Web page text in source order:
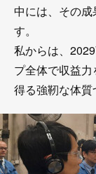
中には、その
す。
私からは、
プ全体で収益
得る強靭な体質